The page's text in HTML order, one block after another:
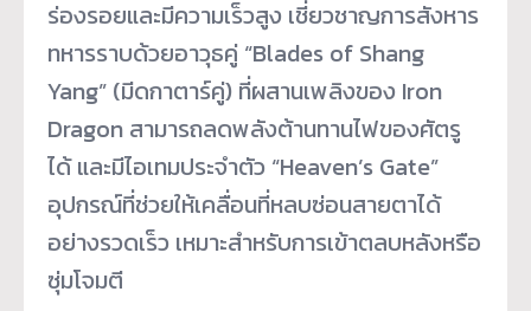
ร่องรอยและมีความเร็วสูง เชี่ยวชาญการสังหาร
ทหารราบด้วยอาวุธคู่ “Blades of Shang
Yang” (มีดกาตาร์คู่) ที่ผสานเพลิงของ Iron
Dragon สามารถลดพลังต้านทานไฟของศัตรู
ได้ และมีไอเทมประจำตัว “Heaven’s Gate”
อุปกรณ์ที่ช่วยให้เคลื่อนที่หลบซ่อนสายตาได้
อย่างรวดเร็ว เหมาะสำหรับการเข้าตลบหลังหรือ
ซุ่มโจมตี